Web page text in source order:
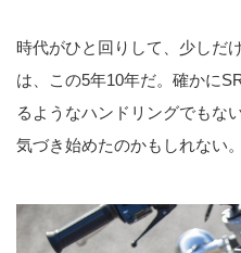
時代がひと回りして、少しだ
は、この5年10年だ。確かに
るようなハンドリングでもな
気づき始めたのかもしれない。